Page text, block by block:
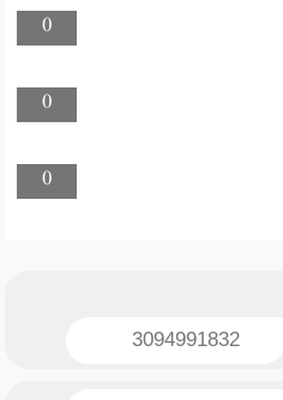
0
0
0
3094991832